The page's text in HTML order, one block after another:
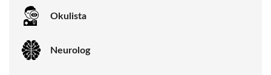
Okulista
Neurolog